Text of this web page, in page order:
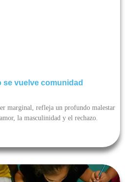
se vuelve comunidad
marginal, refleja un profundo malestar
la masculinidad y el rechazo.